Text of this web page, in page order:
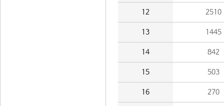
12 2510
13 1445
14 842
15 503
16 270